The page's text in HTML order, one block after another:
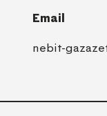
Email
nebit-